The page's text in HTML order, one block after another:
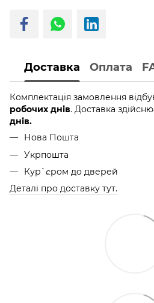
Доставка Оплата
Комплектація замовлення
робочих днів. Доставка
днів.
Нова Пошта
Укрпошта
Кур`єром до дверей
Деталі про доставку тут.